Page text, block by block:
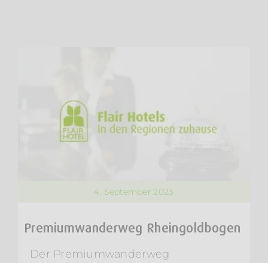
4. September 2023
Premiumwanderweg Rheingoldbogen
Der Premiumwanderweg